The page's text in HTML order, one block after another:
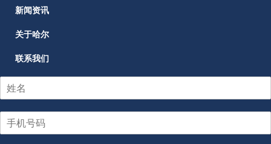
新闻资讯
关于哈尔
联系我们